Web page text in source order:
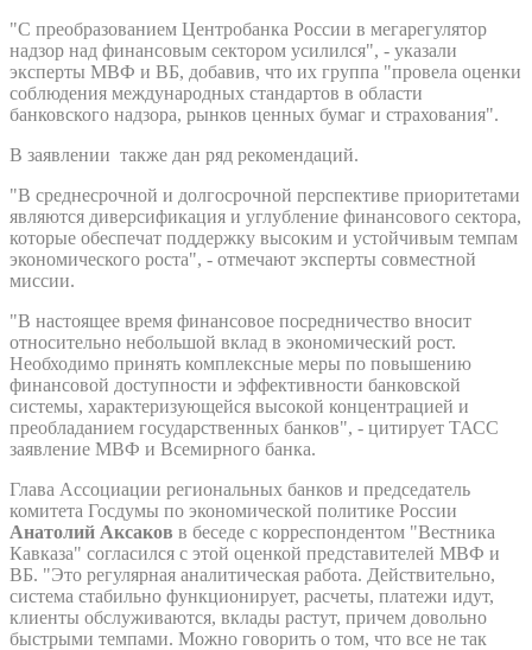
"С преобразованием Центробанка России в мегарегулятор
надзор над финансовым сектором усилился", - указали
эксперты МВФ и ВБ, добавив, что их группа "провела оценки
соблюдения международных стандартов в области
банковского надзора, рынков ценных бумаг и страхования".
В заявлении также дан ряд рекомендаций.
"В среднесрочной и долгосрочной перспективе приоритетами
являются диверсификация и углубление финансового сектора,
которые обеспечат поддержку высоким и устойчивым темпам
экономического роста", - отмечают эксперты совместной
миссии.
"В настоящее время финансовое посредничество вносит
относительно небольшой вклад в экономический рост.
Необходимо принять комплексные меры по повышению
финансовой доступности и эффективности банковской
системы, характеризующейся высокой концентрацией и
преобладанием государственных банков", - цитирует ТАСС
заявление МВФ и Всемирного банка.
Глава Ассоциации региональных банков и председатель
комитета Госдумы по экономической политике России
Анатолий Аксаков в беседе с корреспондентом "Вестника
Кавказа" согласился с этой оценкой представителей МВФ и
ВБ. "Это регулярная аналитическая работа. Действительно,
система стабильно функционирует, расчеты, платежи идут,
клиенты обслуживаются, вклады растут, причем довольно
быстрыми темпами. Можно говорить о том, что все не так